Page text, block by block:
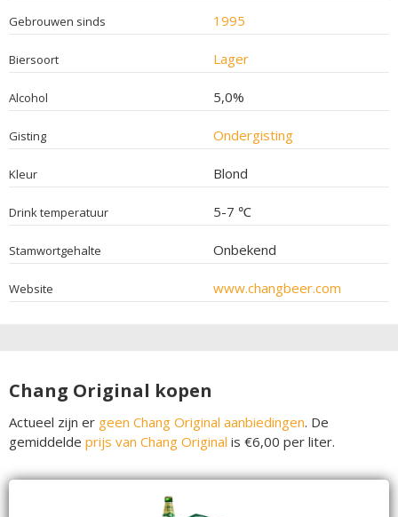
Gebrouwen sinds 1995
Biersoort Lager
Alcohol 5,0%
Gisting Ondergisting
Kleur Blond
Drink temperatuur 5-7 ℃
Stamwortgehalte Onbekend
Website www.changbeer.com
Chang Original kopen
Actueel zijn er geen Chang Original aanbiedingen. De
gemiddelde prijs van Chang Original is €6,00 per liter.